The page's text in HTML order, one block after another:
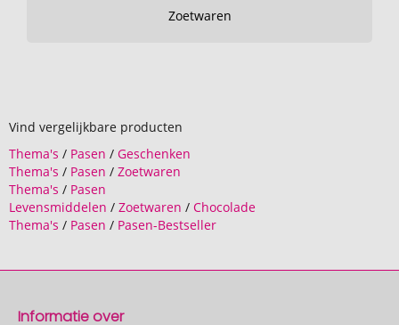
Zoetwaren
Vind vergelijkbare producten
Thema's / Pasen / Geschenken
Thema's / Pasen / Zoetwaren
Thema's / Pasen
Levensmiddelen / Zoetwaren / Chocolade
Thema's / Pasen / Pasen-Bestseller
Informatie over